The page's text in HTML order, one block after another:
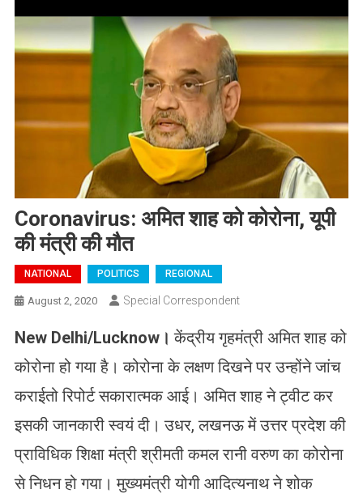
Coronavirus: अमित शाह को कोरोना, यूपी
की मंत्री की मौत
NATIONAL POLITICS REGIONAL
August 2, 2020 Special Correspondent
New Delhi/Lucknow। केंद्रीय गृहमंत्री अमित शाह को
कोरोना हो गया है। कोरोना के लक्षण दिखने पर उन्होंने जांच
कराईतो रिपोर्ट सकारात्मक आई। अमित शाह ने ट्वीट कर
इसकी जानकारी स्वयं दी। उधर, लखनऊ में उत्तर प्रदेश की
प्राविधिक शिक्षा मंत्री श्रीमती कमल रानी वरुण का कोरोना
से निधन हो गया। मुख्यमंत्री योगी आदित्यनाथ ने शोक